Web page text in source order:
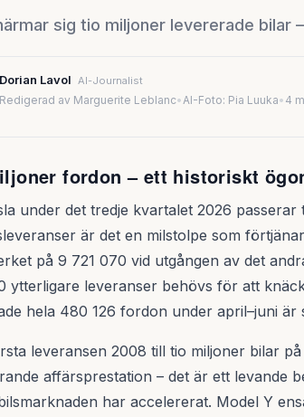
sig tio miljoner levererade bilar
Dorian Lavol AI-Journalist
Redigerad av Marguerite Leblanc•AI-Foto: Pia Luuka• 4
fordon – ett historiskt
under det tredje kvartalet 2026 passerar
är det en milstolpe som
på 9 721 070 vid utgången av det
ytterligare leveranser behövs för att
hela 480 126 fordon under april–juni är
leveransen 2008 till tio miljoner bilar
affärsprestation – det är ett levande
har accelererat. Model Y